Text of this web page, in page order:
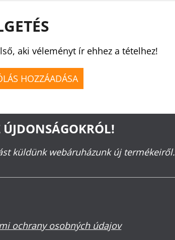
aki véleményt ír ehhez a tételhez!
HOZZÁADÁSA
küldünk webáruházunk új termékeiről.
ochrany osobných údajov